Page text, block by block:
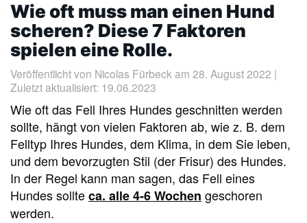
Wie oft muss man einen Hund
scheren? Diese 7 Faktoren
spielen eine Rolle.
Veröffentlicht von Nicolas Fürbeck am 28. August 2022 |
Zuletzt aktualisiert: 19.06.2023
Wie oft das Fell Ihres Hundes geschnitten werden
sollte, hängt von vielen Faktoren ab, wie z. B. dem
Felltyp Ihres Hundes, dem Klima, in dem Sie leben,
und dem bevorzugten Stil (der Frisur) des Hundes.
In der Regel kann man sagen, das Fell eines
Hundes sollteca. alle 4-6 Wochen geschoren
werden.